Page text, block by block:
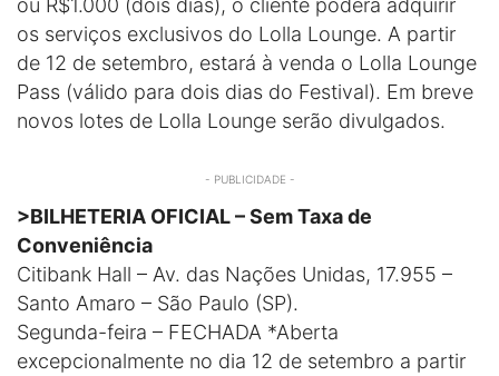
ou R$1.000 (dois dias), o cliente poderá adquirir
os serviços exclusivos do Lolla Lounge. A partir
de 12 de setembro, estará à venda o Lolla Lounge
Pass (válido para dois dias do Festival). Em breve
novos lotes de Lolla Lounge serão divulgados.
- PUBLICIDADE -
>BILHETERIA OFICIAL – Sem Taxa de
Conveniência
Citibank Hall – Av. das Nações Unidas, 17.955 –
Santo Amaro – São Paulo (SP).
Segunda-feira – FECHADA *Aberta
excepcionalmente no dia 12 de setembro a partir